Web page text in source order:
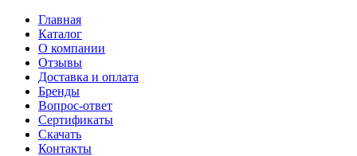
Главная
Каталог
О компании
Отзывы
Доставка и оплата
Бренды
Вопрос-ответ
Сертификаты
Скачать
Контакты